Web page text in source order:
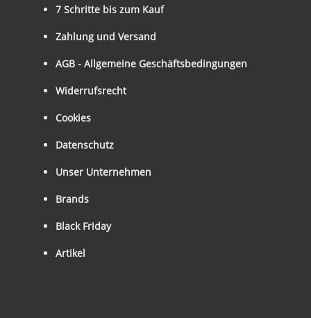
7 Schritte bis zum Kauf
Zahlung und Versand
AGB - Allgemeine Geschäftsbedingungen
Widerrufsrecht
Cookies
Datenschutz
Unser Unternehmen
Brands
Black Friday
Artikel